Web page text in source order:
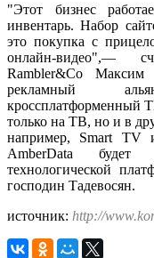
"Этот бизнес
инвентарь. Набор
это покупка с
онлайн-видео",—
Rambler&Co Максим
рекламный
кроссплатформенный
только на ТВ, но и в
например, Smart TV
AmberData будет
технологической
господин Тадевосян.
источник: http://